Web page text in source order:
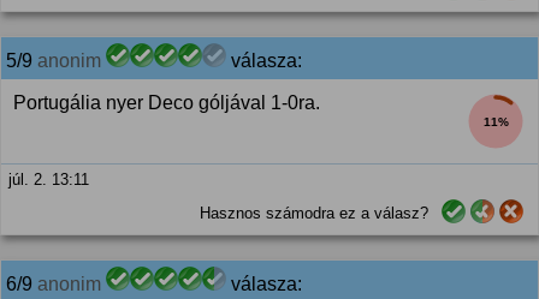
5/9 anonim válasza:
11%
Portugália nyer Deco góljával 1-0ra.
júl. 2. 13:11
Hasznos számodra ez a válasz?
6/9 anonim válasza: